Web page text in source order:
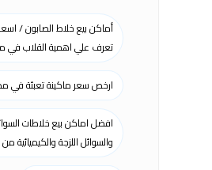
أماكن بيع خلاط الصابون /
تعرف علي اهمية القلاب في
ارخص سعر ماكينة تعبئة في
افضل اماكن بيع خلاطات
والسوائل اللزجة والكيميائية